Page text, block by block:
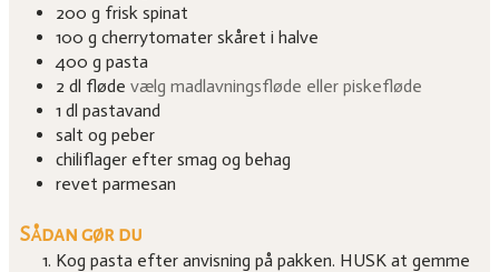
200 g frisk spinat
100 g cherrytomater skåret i halve
400 g pasta
2 dl fløde vælg madlavningsfløde eller piskefløde
1 dl pastavand
salt og peber
chiliflager efter smag og behag
revet parmesan
Sådan gør du
Kog pasta efter anvisning på pakken. HUSK at gemme